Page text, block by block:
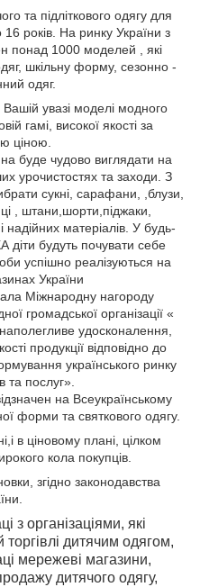
та підліткового одягу для
16 років. На ринку України з
понад 1000 моделей , які
шкільну форму, сезонно -
одяг.
увазі моделі модного
гамі, високої якості за
ціною.
буде чудово виглядати на
урочистостях та заходи. З
сукні, сарафани,
,блузи,
, штани,шорти,піджаки,
і надійних матеріалів. У будь-
будуть почувати себе
успішно реалізуються на
України
Міжнародну нагороду
громадської організації «
удосконалення,
продукції відповідно до
українського ринку
та послуг».
на Всеукраїнському
форми та святкового одягу.
ів ціновому плані, цілком
кола покупців.
згідно законодавства
з організаціями, які
торгівлі дитячим одягом,
мережеві магазини,
дитячого одягу,